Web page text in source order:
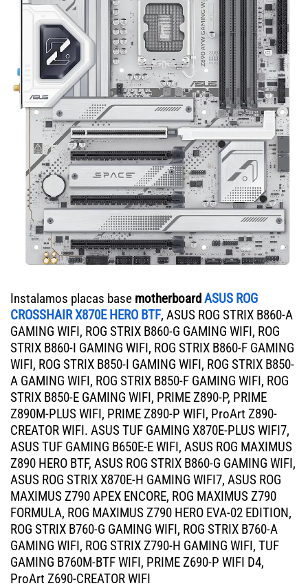
Instalamos placas base motherboardASUS ROG
CROSSHAIR X870E HERO BTF, ASUS ROG STRIX B860-A
GAMING WIFI, ROG STRIX B860-G GAMING WIFI, ROG
STRIX B860-I GAMING WIFI, ROG STRIX B860-F GAMING
WIFI, ROG STRIX B850-I GAMING WIFI, ROG STRIX B850-
A GAMING WIFI, ROG STRIX B850-F GAMING WIFI, ROG
STRIX B850-E GAMING WIFI, PRIME Z890-P, PRIME
Z890M-PLUS WIFI, PRIME Z890-P WIFI, ProArt Z890-
CREATOR WIFI. ASUS TUF GAMING X870E-PLUS WIFI7,
ASUS TUF GAMING B650E-E WIFI, ASUS ROG MAXIMUS
Z890 HERO BTF, ASUS ROG STRIX B860-G GAMING WIFI,
ASUS ROG STRIX X870E-H GAMING WIFI7, ASUS ROG
MAXIMUS Z790 APEX ENCORE, ROG MAXIMUS Z790
FORMULA, ROG MAXIMUS Z790 HERO EVA-02 EDITION,
ROG STRIX B760-G GAMING WIFI, ROG STRIX B760-A
GAMING WIFI, ROG STRIX Z790-H GAMING WIFI, TUF
GAMING B760M-BTF WIFI, PRIME Z690-P WIFI D4,
ProArt Z690-CREATOR WIFI